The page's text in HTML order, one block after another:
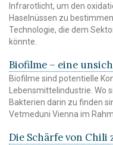
Infrarotlicht, um den
Haselnüssen zu
Technologie, die dem
könnte.
Biofilme – eine
Biofilme sind potentielle
Lebensmittelindustrie. Wo
Bakterien darin zu finden
Vetmeduni Vienna im
Die Schärfe von Chili